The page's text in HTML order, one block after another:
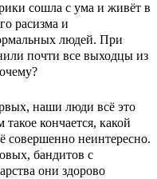
сошла с ума и живёт в
расизма и
людей. При
почти все выходцы из
наши люди всё это
кончается, какой
совершенно неинтересно.
бандитов с
они здорово